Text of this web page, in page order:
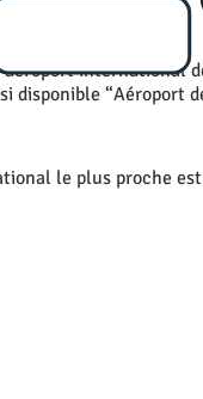
le plus proche
international
disponible “Aéroport